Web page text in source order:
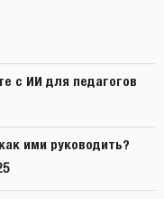
с ИИ для педагогов
ими руководить?